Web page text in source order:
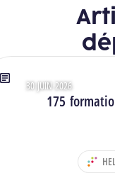
175
Type : Articles
30 JUIN 2026